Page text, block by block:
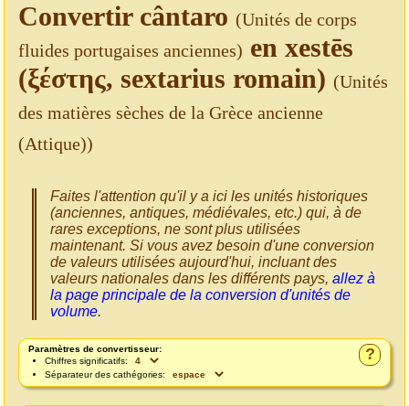
Convertir cântaro (Unités de corps
fluides portugaises anciennes) en xestēs
(ξέστης, sextarius romain) (Unités
des matières sèches de la Grèce ancienne
(Attique))
Faites l'attention qu'il y a ici les unités historiques
(anciennes, antiques, médiévales, etc.) qui, à de
rares exceptions, ne sont plus utilisées
maintenant. Si vous avez besoin d'une conversion
de valeurs utilisées aujourd'hui, incluant des
valeurs nationales dans les différents pays, allez à
la page principale de la conversion d'unités de
volume.
?
Paramètres de convertisseur:
Chiffres significatifs:
Séparateur des cathégories: